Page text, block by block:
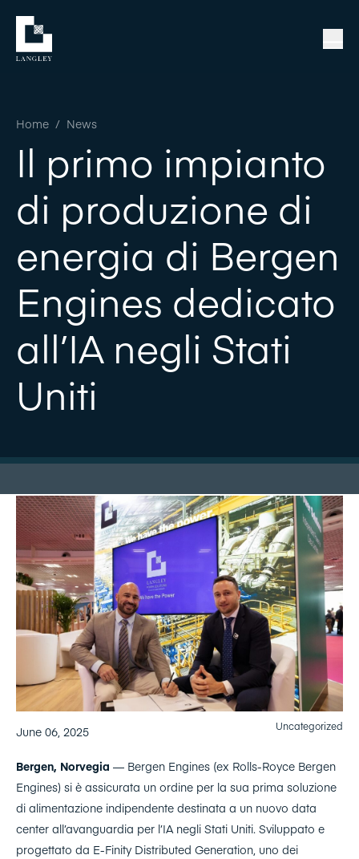
Home / News
Il primo impianto
di produzione di
energia di Bergen
Engines dedicato
all’IA negli Stati
Uniti
June 06, 2025 Uncategorized
Bergen, Norvegia — Bergen Engines (ex Rolls-Royce Bergen
Engines) si è assicurata un ordine per la sua prima soluzione
di alimentazione indipendente destinata a un nuovo data
center all’avanguardia per l’IA negli Stati Uniti. Sviluppato e
progettato da E-Finity Distributed Generation, uno dei